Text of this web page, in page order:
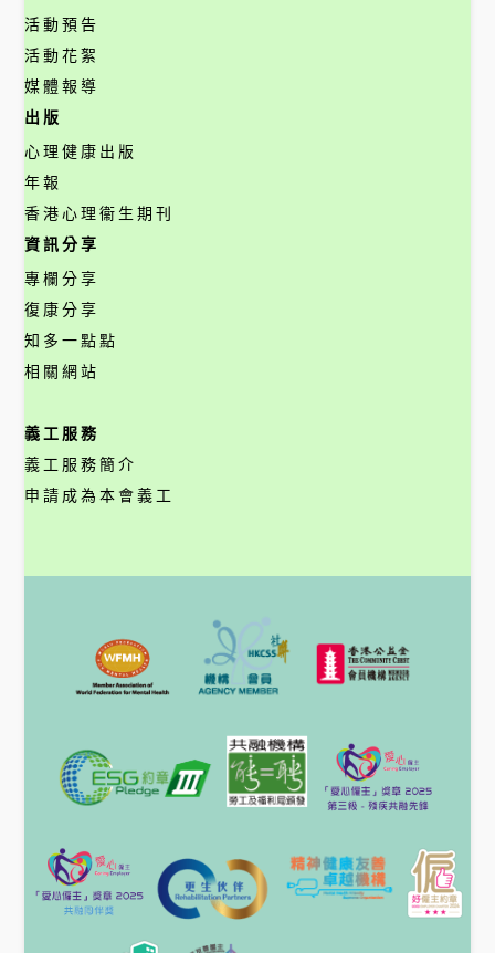
活動預告
活動花絮
媒體報導
出版
心理健康出版
年報
香港心理衞生期刊
資訊分享
專欄分享
復康分享
知多一點點
相關網站
義工服務
義工服務簡介
申請成為本會義工